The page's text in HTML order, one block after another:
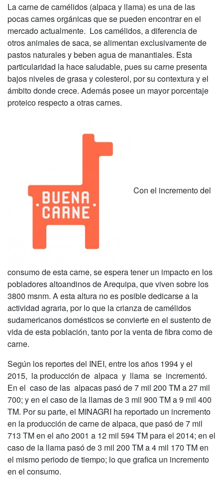
La carne de camélidos (alpaca y llama) es una de las
pocas carnes orgánicas que se pueden encontrar en el
mercado actualmente. Los camélidos, a diferencia de
otros animales de saca, se alimentan exclusivamente de
pastos naturales y beben agua de manantiales. Esta
particularidad la hace saludable, pues su carne presenta
bajos niveles de grasa y colesterol, por su contextura y el
ámbito donde crece. Además posee un mayor porcentaje
proteico respecto a otras carnes.
Con el incremento del
consumo de esta carne, se espera tener un impacto en los
pobladores altoandinos de Arequipa, que viven sobre los
3800 msnm. A esta altura no es posible dedicarse a la
actividad agraria, por lo que la crianza de camélidos
sudamericanos domésticos se convierte en el sustento de
vida de esta población, tanto por la venta de fibra como de
carne.
Según los reportes del INEI, entre los años 1994 y el
2015, la producción de alpaca y llama se incrementó.
En el caso de las alpacas pasó de 7 mil 200 TM a 27 mil
700; y en el caso de la llamas de 3 mil 900 TM a 9 mil 400
TM. Por su parte, el MINAGRI ha reportado un incremento
en la producción de carne de alpaca, que pasó de 7 mil
713 TM en el año 2001 a 12 mil 594 TM para el 2014; en el
caso de la llama pasó de 3 mil 200 TM a 4 mil 170 TM en
el mismo periodo de tiempo; lo que grafica un incremento
en el consumo.